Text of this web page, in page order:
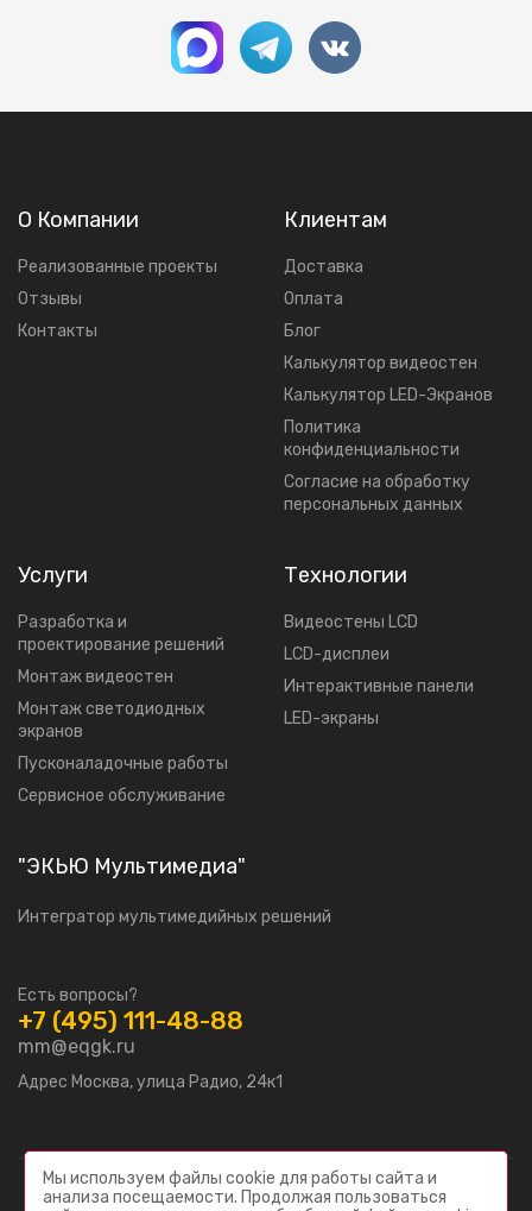
О Компании
Реализованные проекты
Отзывы
Контакты
Клиентам
Доставка
Оплата
Блог
Калькулятор видеостен
Калькулятор LED-Экранов
Политика
конфиденциальности
Согласие на обработку
персональных данных
Услуги
Разработка и
проектирование решений
Mонтаж видеостен
Moнтаж светодиодных
экранов
Пусконаладочные работы
Сервисное обслуживание
Технологии
Видеостены LCD
LCD-дисплеи
Интерактивные панели
LED-экраны
"ЭКЬЮ Мультимедиа"
Интегратор мультимедийных решений
Есть вопросы?
+7 (495) 111-48-88
mm@eqgk.ru
Адрес Москва, улица Радио, 24к1
Мы используем файлы cookie для работы сайта и
анализа посещаемости. Продолжая пользоваться